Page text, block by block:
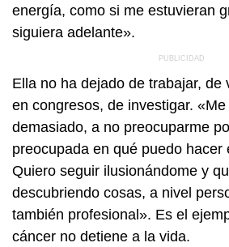
energía, como si me estuvieran
siguiera adelante».
Ella no ha dejado de trabajar, de
en congresos, de investigar.
demasiado, a no preocuparme
preocupada en qué puedo hacer
Quiero seguir ilusionándome y
descubriendo cosas, a nivel
también profesional». Es el
cáncer no detiene a la vida.